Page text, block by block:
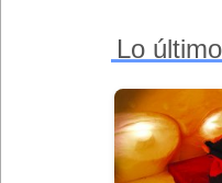
Lo último